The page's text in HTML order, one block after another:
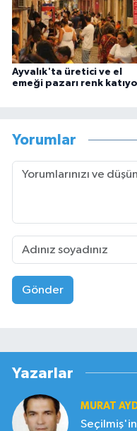
Ayvalık'ta üretici ve el
emeği pazarı renk
Yorumlar
Gönder
Yazarlar
MURAT